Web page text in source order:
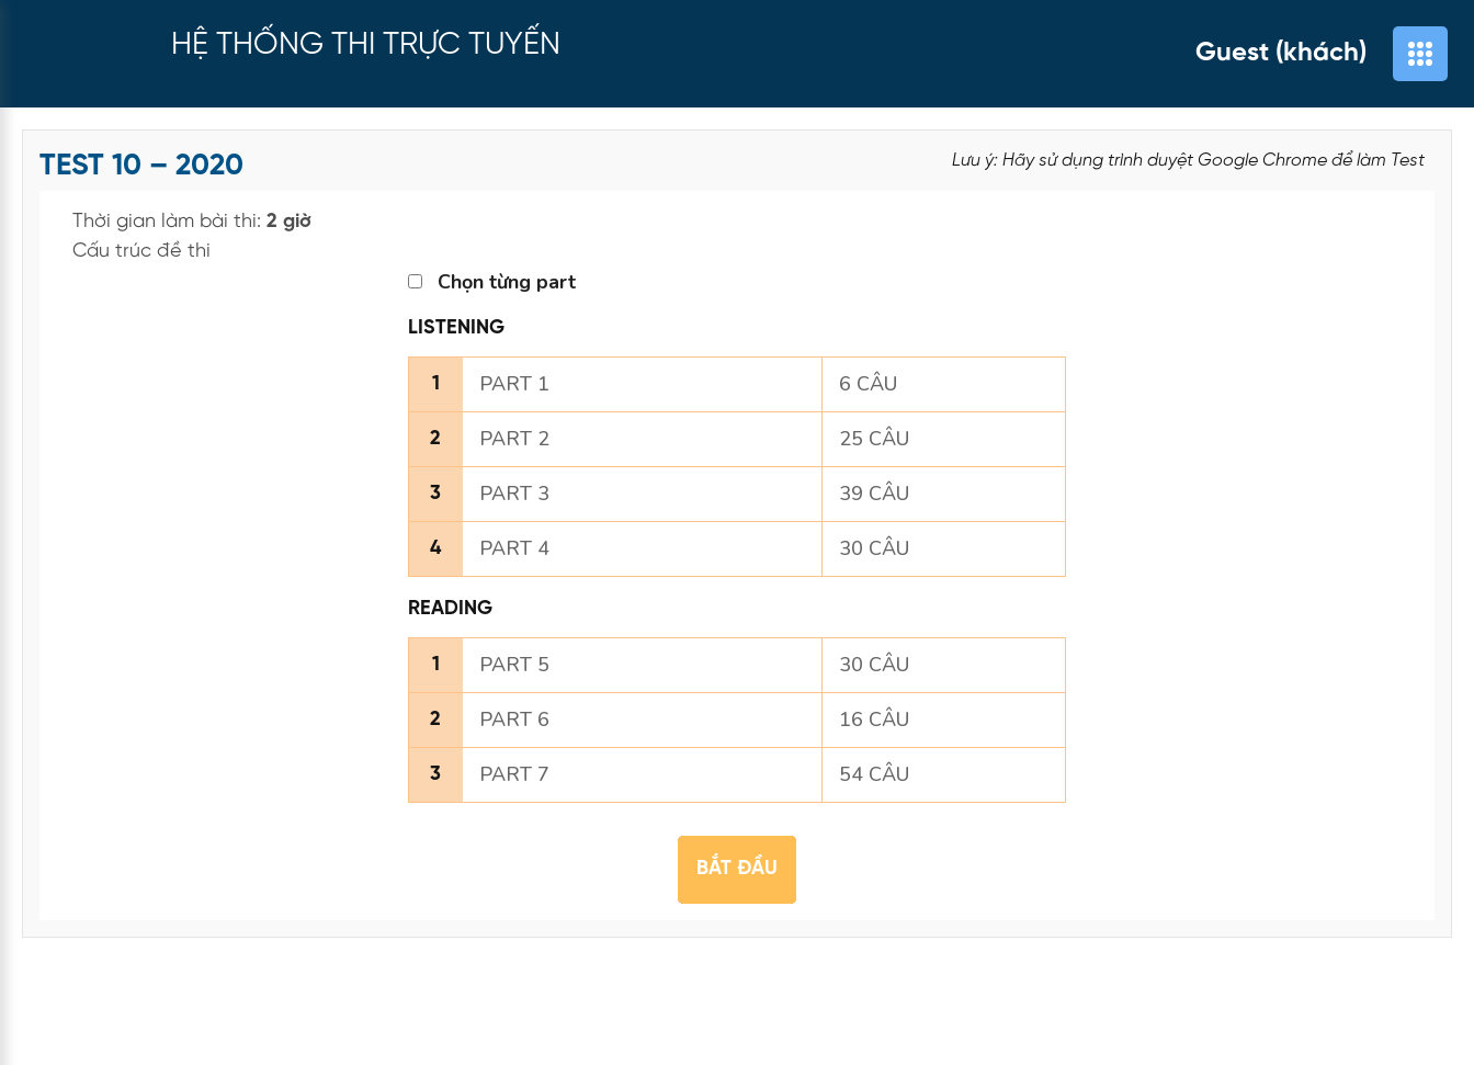
HỆ THỐNG THI TRỰC TUYẾN Guest (khách)
Lưu ý: Hãy sử dụng trình duyệt Google Chrome để làm Test
TEST 10 – 2020
Thời gian làm bài thi: 2 giờ
Cấu trúc đề thi
Chọn từng part
LISTENING
1 PART 1 6 CÂU
2 PART 2 25 CÂU
3 PART 3 39 CÂU
4 PART 4 30 CÂU
READING
1 PART 5 30 CÂU
2 PART 6 16 CÂU
3 PART 7 54 CÂU
BẮT ĐẦU